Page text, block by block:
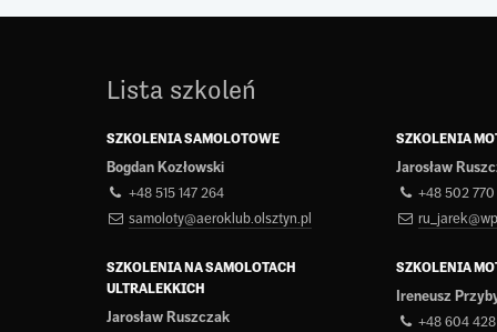
Lista szkoleń
SZKOLENIA SAMOLOTOWE
Bogdan Kozłowski
+48 515 147 264
samoloty@aeroklub.olsztyn.pl
SZKOLENIA
Jarosław
+48 502
SZKOLENIA NA SAMOLOTACH
ULTRALEKKICH
Jarosław Ruszczak
SZKOLENIA
Ireneusz
+48 604